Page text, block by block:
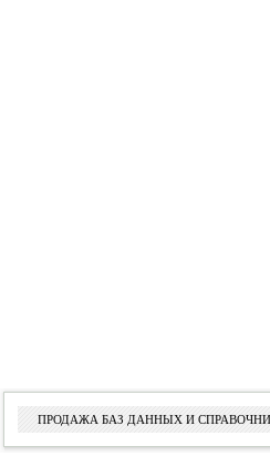
ПРОДАЖА БАЗ ДАННЫХ И